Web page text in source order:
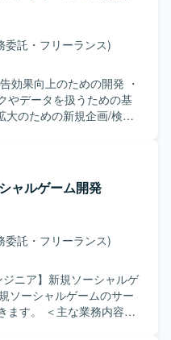
委託・フリーランス)
効果向上のための開発 ・
やデータを扱うための基
のための新規企画/検証/
ャルゲーム開発
委託・フリーランス)
ニア】新規ソーシャルゲ
ソーシャルゲームのサー
務内容＞